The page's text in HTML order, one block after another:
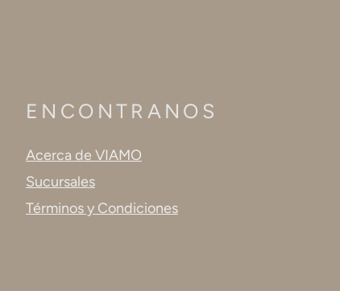
ENCONTRANOS
Acerca de VIAMO
Sucursales
Términos y Condiciones